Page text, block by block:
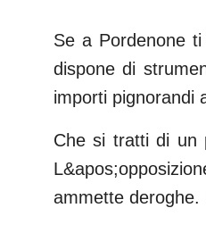
Se a Pordenone
dispone di
importi pignorandi
Che si tratti di un
ammette deroghe.